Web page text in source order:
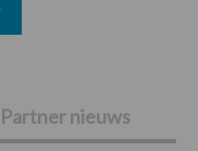
Partner nieuws